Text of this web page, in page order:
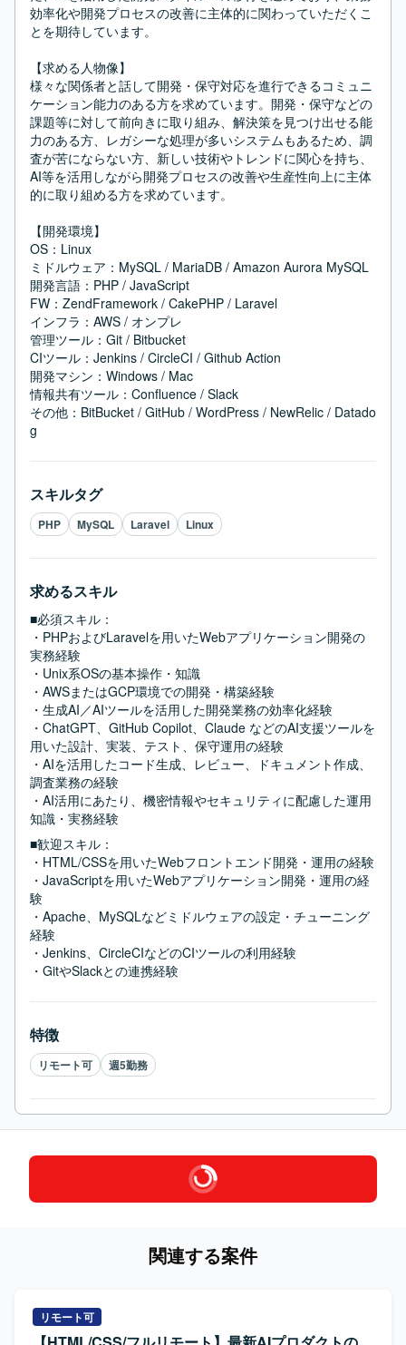
効率化や開発プロセスの改善に主体的に関わっていただくこ
とを期待しています。
【求める人物像】
様々な関係者と話して開発・保守対応を進行できるコミュニ
ケーション能力のある方を求めています。開発・保守などの
課題等に対して前向きに取り組み、解決策を見つけ出せる能
力のある方、レガシーな処理が多いシステムもあるため、調
査が苦にならない方、新しい技術やトレンドに関心を持ち、
AI等を活用しながら開発プロセスの改善や生産性向上に主体
的に取り組める方を求めています。
【開発環境】
OS：Linux
ミドルウェア：MySQL / MariaDB / Amazon Aurora MySQL
開発言語：PHP / JavaScript
FW：ZendFramework / CakePHP / Laravel
インフラ：AWS / オンプレ
管理ツール：Git / Bitbucket
CIツール：Jenkins / CircleCI / Github Action
開発マシン：Windows / Mac
情報共有ツール：Confluence / Slack
その他：BitBucket / GitHub / WordPress / NewRelic / Datado
g
スキルタグ
PHP MySQL Laravel Linux
求めるスキル
■必須スキル：
・PHPおよびLaravelを用いたWebアプリケーション開発の
実務経験
・Unix系OSの基本操作・知識
・AWSまたはGCP環境での開発・構築経験
・生成AI／AIツールを活用した開発業務の効率化経験
・ChatGPT、GitHub Copilot、Claude などのAI支援ツールを
用いた設計、実装、テスト、保守運用の経験
・AIを活用したコード生成、レビュー、ドキュメント作成、
調査業務の経験
・AI活用にあたり、機密情報やセキュリティに配慮した運用
知識・実務経験
■歓迎スキル：
・HTML/CSSを用いたWebフロントエンド開発・運用の経験
・JavaScriptを用いたWebアプリケーション開発・運用の経
験
・Apache、MySQLなどミドルウェアの設定・チューニング
経験
・Jenkins、CircleCIなどのCIツールの利用経験
・GitやSlackとの連携経験
特徴
リモート可 週5勤務
関連する案件
リモート可